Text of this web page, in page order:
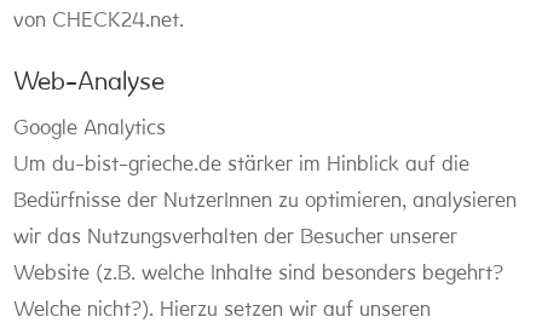
von CHECK24.net.
Web-Analyse
Google Analytics
Um du-bist-grieche.de stärker im Hinblick auf die
Bedürfnisse der NutzerInnen zu optimieren, analysieren
wir das Nutzungsverhalten der Besucher unserer
Website (z.B. welche Inhalte sind besonders begehrt?
Welche nicht?). Hierzu setzen wir auf unseren